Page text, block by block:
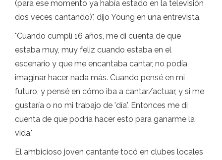
(para ese momento ya había estado en la televisión
dos veces cantando)", dijo Young en una entrevista.
"Cuando cumplí 16 años, me di cuenta de que
estaba muy, muy feliz cuando estaba en el
escenario y que me encantaba cantar, no podía
imaginar hacer nada más. Cuando pensé en mi
futuro, y pensé en cómo iba a cantar/actuar, y si me
gustaría o no mi trabajo de 'día'. Entonces me di
cuenta de que podría hacer esto para ganarme la
vida."
El ambicioso joven cantante tocó en clubes locales